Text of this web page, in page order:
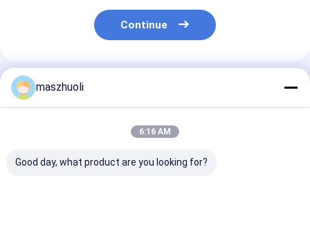
Continue
Produtos Recomendados
maszhuoli
6:16 AM
Good day, what product are you looking for?